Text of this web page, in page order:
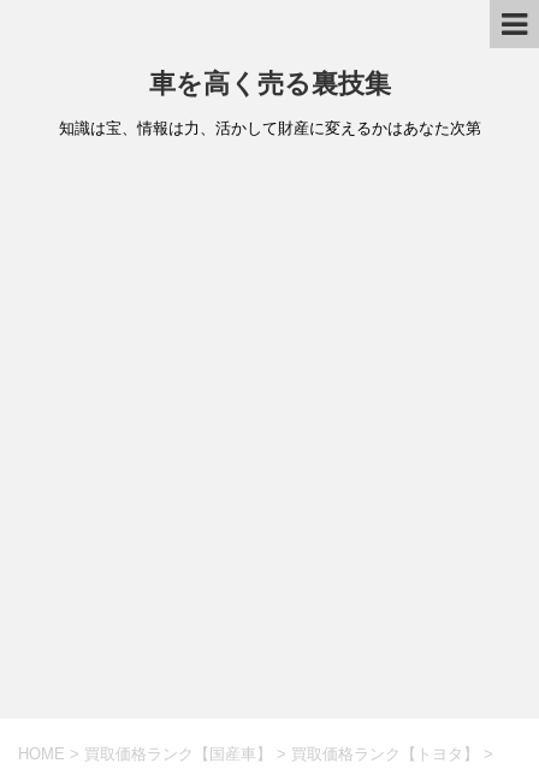
車を高く売る裏技集
知識は宝、情報は力、活かして財産に変えるかはあなた次第
HOME > 買取価格ランク【国産車】 > 買取価格ランク【トヨタ】 >